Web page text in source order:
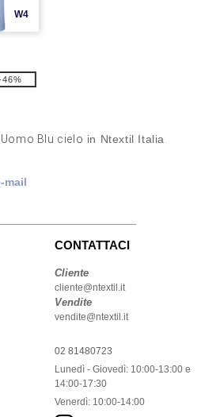
W4
46%
Blu cielo in Ntextil Italia
CONTATTACI
Cliente
cliente@ntextil.it
Vendite
vendite@ntextil.it
02 81480723
Lunedì - Giovedì: 10:00-13:00 e
14:00-17:30
Venerdì: 10:00-14:00